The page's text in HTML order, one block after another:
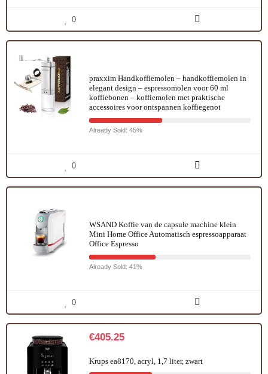
0
praxxim Handkoffiemolen – handkoffiemolen in
elegant design – espressomolen voor 60 ml
koffiebonen – koffiemolen met praktische
accessoires voor ontspannen koffiegenot
Already Sold: 45%
0
WSAND Koffie van de capsule machine klein
Mini Home Office Automatisch espressoapparaat
Office Espresso
Already Sold: 41%
0
€405.25
Krups ea8170, acryl, 1,7 liter, zwart